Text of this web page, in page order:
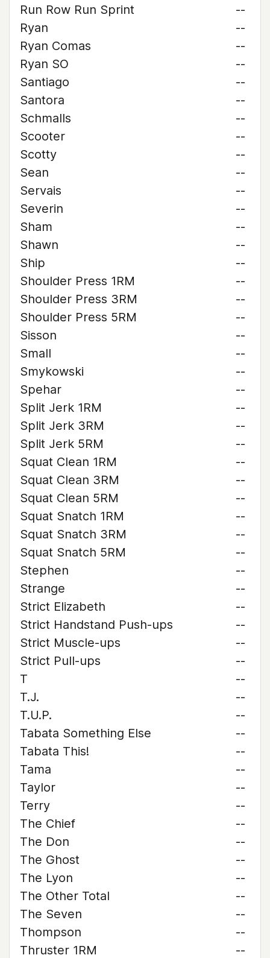
Run Row Run Sprint
--
Ryan
--
Ryan Comas
--
Ryan SO
--
Santiago
--
Santora
--
Schmalls
--
Scooter
--
Scotty
--
Sean
--
Servais
--
Severin
--
Sham
--
Shawn
--
Ship
--
Shoulder Press 1RM
--
Shoulder Press 3RM
--
Shoulder Press 5RM
--
Sisson
--
Small
--
Smykowski
--
Spehar
--
Split Jerk 1RM
--
Split Jerk 3RM
--
Split Jerk 5RM
--
Squat Clean 1RM
--
Squat Clean 3RM
--
Squat Clean 5RM
--
Squat Snatch 1RM
--
Squat Snatch 3RM
--
Squat Snatch 5RM
--
Stephen
--
Strange
--
Strict Elizabeth
--
Strict Handstand Push-ups
--
Strict Muscle-ups
--
Strict Pull-ups
--
T
--
T.J.
--
T.U.P.
--
Tabata Something Else
--
Tabata This!
--
Tama
--
Taylor
--
Terry
--
The Chief
--
The Don
--
The Ghost
--
The Lyon
--
The Other Total
--
The Seven
--
Thompson
--
Thruster 1RM
--